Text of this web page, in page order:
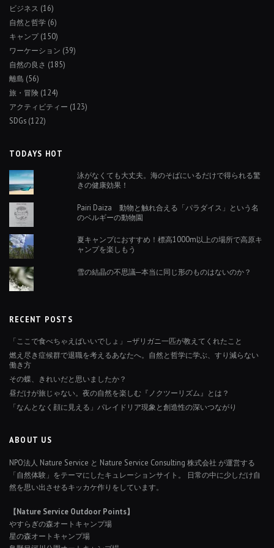
ビジネス (16)
自然と哲学 (6)
キャンプ(150)
ワーケーション (39)
自然の良さ (185)
離島 (56)
旅・冒険 (124)
アクティビティー (123)
SDGs (122)
TODAYS HOT
泳がなくても大丈夫。海のそばにいるだけで得られる驚
きの健康効果！
Pairi Daiza 動物と触れ合える「パラダイス」という名
のベルギーの動物園
夏キャンプにおすすめ！標高1000m以上の場所で高原キ
ャンプを楽しもう
雪の結晶の不思議─本当に同じ形のものはないのか？
RECENT POSTS
「ここで食べちゃえばいいでしょ」—ザリガニ一匹が教えてくれたこと
燃え尽き症候群で退職を考えるあなたへ。自然と哲学に学ぶ、すり減らない
働き方
その蝶、きれいだと思いましたか？
昼だけが旅じゃない。夜の自然を楽しむ『ノクツーリズム』とは？
「なんとなく顔に見える」パレイドリア現象と創造性の深いつながり
ABOUT US
NPO法人 Nature Service と Nature Service Consulting 株式会社 が運営する
「自然体験」をテーマにしたキュレーションサイト。 日常の中に少しだけ自
然を思い出させるキッカケ作りをしています。
【Nature Service Outdoor Points】
やすらぎの森オートキャンプ場
星の森オートキャンプ場